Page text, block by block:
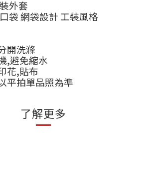
外套
袋 網袋設計 工裝風格
開洗滌
,避免縮水
花,貼布
平拍單品照為準
了解更多